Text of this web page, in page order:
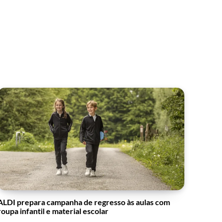
prepara campanha de regresso às aulas com
infantil e material escolar